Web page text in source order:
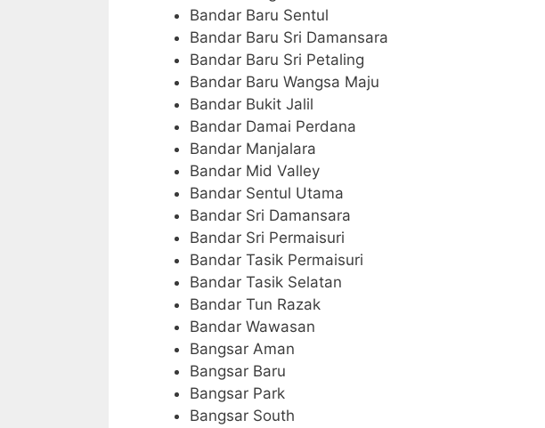
Bandar Baru Sentul
Bandar Baru Sri Damansara
Bandar Baru Sri Petaling
Bandar Baru Wangsa Maju
Bandar Bukit Jalil
Bandar Damai Perdana
Bandar Manjalara
Bandar Mid Valley
Bandar Sentul Utama
Bandar Sri Damansara
Bandar Sri Permaisuri
Bandar Tasik Permaisuri
Bandar Tasik Selatan
Bandar Tun Razak
Bandar Wawasan
Bangsar Aman
Bangsar Baru
Bangsar Park
Bangsar South